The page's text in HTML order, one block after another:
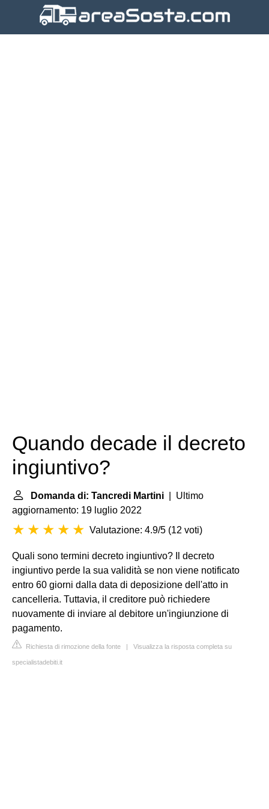
Quando decade il decreto
ingiuntivo?
Domanda di: Tancredi Martini | Ultimo
aggiornamento: 19 luglio 2022
Valutazione: 4.9/5 (12 voti)
Quali sono termini decreto ingiuntivo? Il decreto
ingiuntivo perde la sua validità se non viene notificato
entro 60 giorni dalla data di deposizione dell'atto in
cancelleria. Tuttavia, il creditore può richiedere
nuovamente di inviare al debitore un'ingiunzione di
pagamento.
Richiesta di rimozione della fonte | Visualizza la risposta completa su
specialistadebiti.it